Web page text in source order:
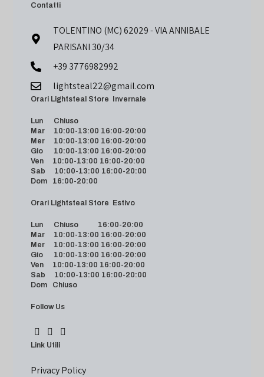
Contatti
TOLENTINO (MC) 62029 - VIA ANNIBALE
PARISANI 30/34
+39 3776982992
lightsteal22@gmail.com
Orari Lightsteal Store Invernale
Lun Chiuso
Mar 10:00-13:00 16:00-20:00
Mer 10:00-13:00 16:00-20:00
Gio 10:00-13:00 16:00-20:00
Ven 10:00-13:00 16:00-20:00
Sab 10:00-13:00 16:00-20:00
Dom 16:00-20:00
Orari Lightsteal Store Estivo
Lun Chiuso 16:00-20:00
Mar 10:00-13:00 16:00-20:00
Mer 10:00-13:00 16:00-20:00
Gio 10:00-13:00 16:00-20:00
Ven 10:00-13:00 16:00-20:00
Sab 10:00-13:00 16:00-20:00
Dom Chiuso
Follow Us
Link Utili
Privacy Policy